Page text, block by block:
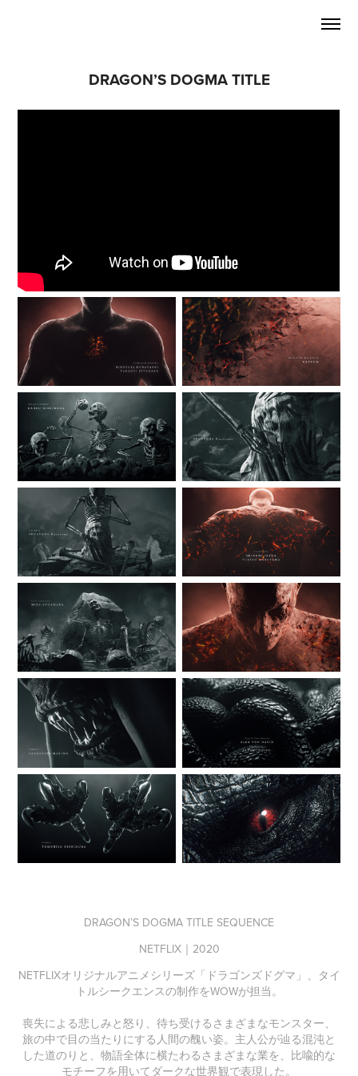
DRAGON’S DOGMA TITLE
DRAGON’S DOGMA TITLE SEQUENCE
NETFLIX｜2020
NETFLIXオリジナルアニメシリーズ「ドラゴンズドグマ」、タイ
トルシークエンスの制作をWOWが担当。
喪失による悲しみと怒り、待ち受けるさまざまなモンスター、
旅の中で目の当たりにする人間の醜い姿。主人公が辿る混沌と
した道のりと、物語全体に横たわるさまざまな業を、比喩的な
モチーフを用いてダークな世界観で表現した。